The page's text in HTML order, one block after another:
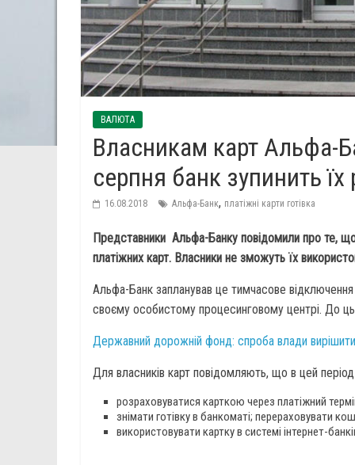
ВАЛЮТА
Власникам карт Альфа-
серпня банк зупинить їх
16.08.2018 Альфа-Банк, платіжні карти готівка
Представники Альфа-Банку повідомили про те,
платіжних карт. Власники не зможуть їх
Альфа-Банк запланував це тимчасове
своєму особистому процесинговому центрі. До
Державний дорожній фонд: спроба влади
Для власників карт повідомляють, що в цей
розраховуватися карткою через платіжний
знімати готівку в банкоматі; перераховувати
використовувати картку в системі інтернет-